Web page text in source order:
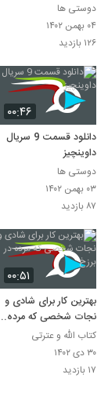
دوستی ها
۰۴ بهمن ۱۴۰۲
۱۲۶ بازدید
۰۰:۴۶
دانلود قسمت 9 سریال
داوینچیز
دوستی ها
۰۳ بهمن ۱۴۰۲
۸۷ بازدید
۰۰:۵۱
بهترين کار برای شادی و
نجات شخصی که مرده
در برزخ
کتاب الله و عترتی
۳۰ دی ۱۴۰۲
۱۷ بازدید